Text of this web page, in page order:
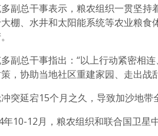
多副总干事表示，粮农组织一贯坚
棚、水井和太阳能系统等农业粮
多副总干事指出：“以上行动紧密相
，协助当地社区重建家园、走出
突延宕15个月之久，导致加沙地带
年10-12月，粮农组织和联合国卫星